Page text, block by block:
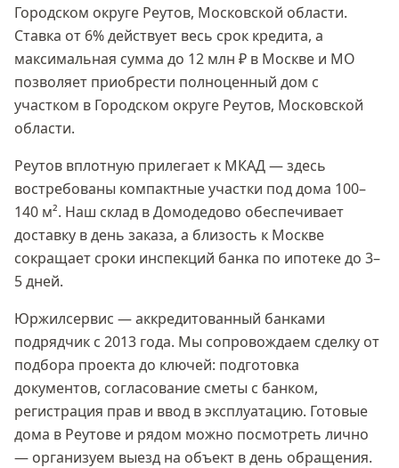
Городском округе Реутов, Московской области.
Ставка от 6%действует весь срок кредита, а
максимальная сумма до 12 млн ₽ в Москве и МО
позволяет приобрести полноценный дом с
участком в Городском округе Реутов, Московской
области.
Реутов вплотную прилегает к МКАД — здесь
востребованы компактные участки под дома 100–
140 м². Наш склад в Домодедово обеспечивает
доставку в день заказа, а близость к Москве
сокращает сроки инспекций банка по ипотеке до 3–
5 дней.
Юржилсервис — аккредитованный банками
подрядчик с 2013 года. Мы сопровождаем сделку от
подбора проекта до ключей: подготовка
документов, согласование сметы с банком,
регистрация прав и ввод в эксплуатацию. Готовые
дома в Реутове и рядом можно посмотреть лично
— организуем выезд на объект в день обращения.